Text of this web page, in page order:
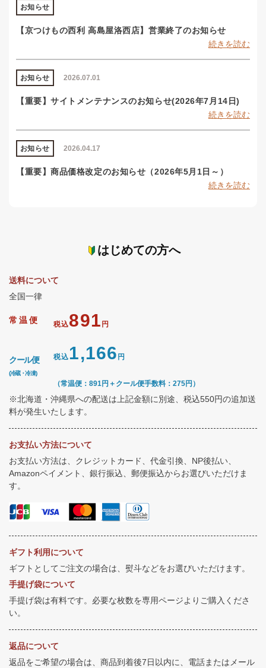
お知らせ
【京つけもの西利 高島屋洛西店】営業終了のお知らせ
続きを読む
2026.07.01
お知らせ
【重要】サイトメンテナンスのお知らせ(2026年7月14日)
続きを読む
2026.04.17
お知らせ
【重要】商品価格改定のお知らせ（2026年5月1日～）
続きを読む
はじめての方へ
送料について
全国一律
常温便 税込891 円
クール便
(冷蔵・冷凍)
税込1,166 円
（常温便：891円＋クール便手数料：275円）
※北海道・沖縄県への配送は上記金額に別途、税込550円の追加送
料が発生いたします。
お支払い方法について
お支払い方法は、クレジットカード、代金引換、NP後払い、
Amazonペイメント、銀行振込、郵便振込からお選びいただけま
す。
ギフト利用について
ギフトとしてご注文の場合は、熨斗などをお選びいただけます。
手提げ袋について
手提げ袋は有料です。必要な枚数を専用ページよりご購入くださ
い。
返品について
返品をご希望の場合は、商品到着後7日以内に、電話またはメール